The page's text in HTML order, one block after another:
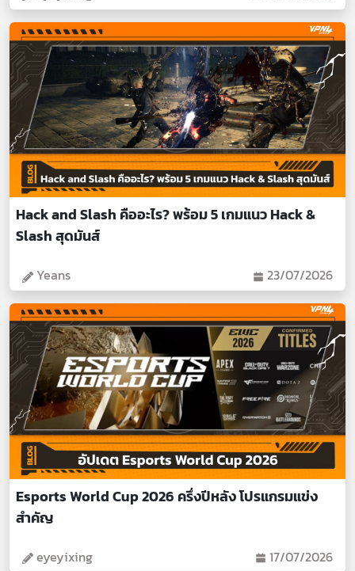
Hack and Slash คืออะไร? พร้อม 5 เกมแนว Hack &
Slash สุดมันส์
Yeans 23/07/2026
Esports World Cup 2026 ครึ่งปีหลัง โปรแกรมแข่ง
สำคัญ
eyeyixing 17/07/2026